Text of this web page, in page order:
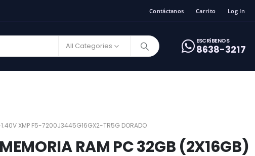
Contáctanos Carrito Log In
All Categories
ESCRíBENOS
8638-3217
1.40V XMP F5-7200J3445G16GX2-TR5G DORADO
MEMORIA RAM PC 32GB (2X16GB)